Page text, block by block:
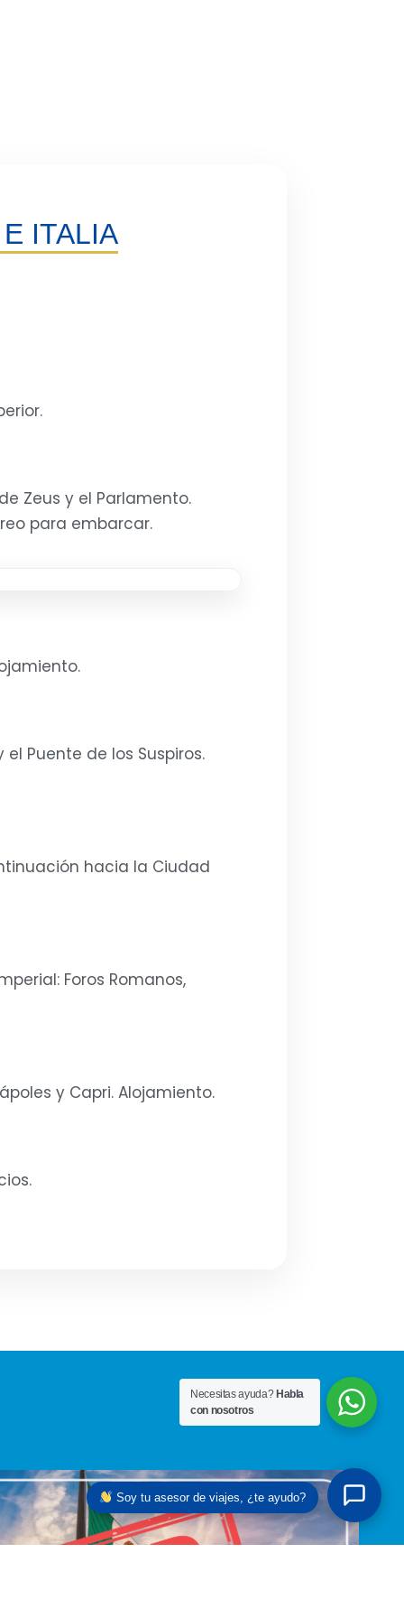
ITALIA
Zeus y el Parlamento.
para embarcar.
Puente de los Suspiros.
hacia la Ciudad
Foros Romanos,
y Capri. Alojamiento.
Necesitas ayuda? Habla
con nosotros
Soy tu asesor de viajes, ¿te ayudo?